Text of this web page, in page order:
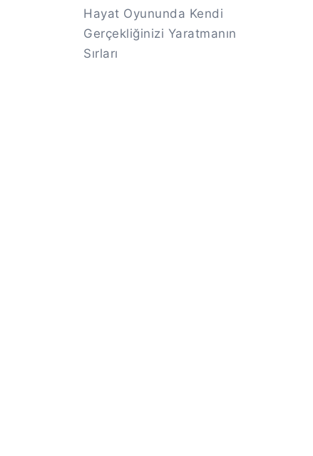
Hayat Oyununda Kendi
Gerçekliğinizi Yaratmanın
Sırları